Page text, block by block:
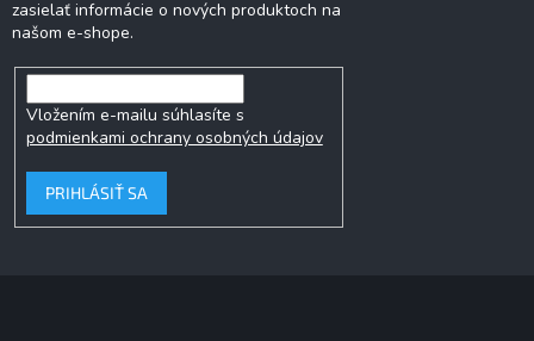
zasielať informácie o nových produktoch na
našom e-shope.
Vložením e-mailu súhlasíte s
podmienkami ochrany osobných údajov
PRIHLÁSIŤ SA